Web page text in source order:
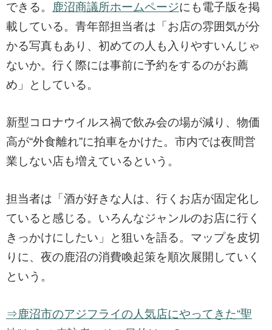
できる。 鹿沼商議所ホームページにも電子版を掲
載している。青年部担当者は「お店の雰囲気が分
かる写真もあり、初めての人も入りやすいんじゃ
ないか。行く際には事前に予約をするのがお薦
め」としている。
新型コロナウイルス禍で飲み会の場が減り、物価
高が“外食離れ”に拍車をかけた。市内では夜間営
業しない店も増えているという。
担当者は「酒が好きな人は、行くお店が固定化し
ていると感じる。いろんなジャンルのお店に行く
きっかけにしたい」と狙いを語る。マップを皮切
りに、夜の鹿沼の消費喚起策を順次展開していく
という。
⇒鹿沼市のアジフライの人気店にやってきた“聖